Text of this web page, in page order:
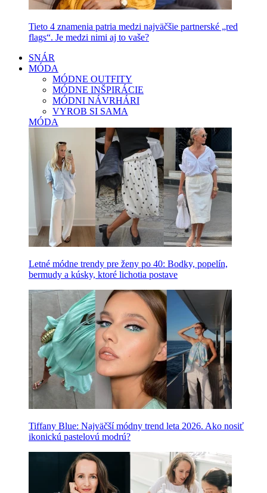
Tieto 4 znamenia patria medzi najväčšie partnerské „red
flags“. Je medzi nimi aj to vaše?
SNÁR
MÓDA
MÓDNE OUTFITY
MÓDNE INŠPIRÁCIE
MÓDNI NÁVRHÁRI
VYROB SI SAMA
MÓDA
Letné módne trendy pre ženy po 40: Bodky, popelín,
bermudy a kúsky, ktoré lichotia postave
Tiffany Blue: Najväčší módny trend leta 2026. Ako nosiť
ikonickú pastelovú modrú?